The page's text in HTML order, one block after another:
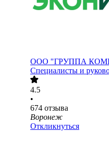
ООО "ГРУППА
Специалисты и
4.5
•
674 отзыва
Воронеж
Откликнуться